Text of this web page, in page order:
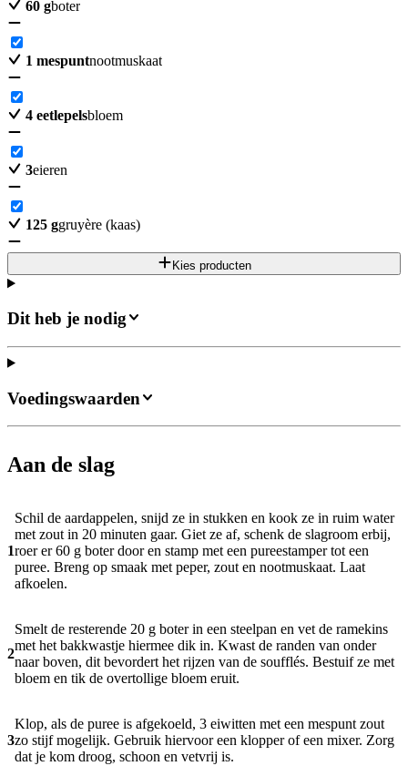
60 gboter
1 mespuntnootmuskaat
4 eetlepelsbloem
3eieren
125 ggruyère (kaas)
Kies producten
Dit heb je nodig
Aan de slag
1
Schil de aardappelen, snijd ze in stukken en kook ze in ruim water
met zout in 20 minuten gaar. Giet ze af, schenk de slagroom erbij,
roer er 60 g boter door en stamp met een pureestamper tot een
puree. Breng op smaak met peper, zout en nootmuskaat. Laat
afkoelen.
2
Smelt de resterende 20 g boter in een steelpan en vet de ramekins
met het bakkwastje hiermee dik in. Kwast de randen van onder
naar boven, dit bevordert het rijzen van de soufflés. Bestuif ze met
bloem en tik de overtollige bloem eruit.
3
Klop, als de puree is afgekoeld, 3 eiwitten met een mespunt zout
zo stijf mogelijk. Gebruik hiervoor een klopper of een mixer. Zorg
dat je kom droog, schoon en vetvrij is.
Voedingswaarden